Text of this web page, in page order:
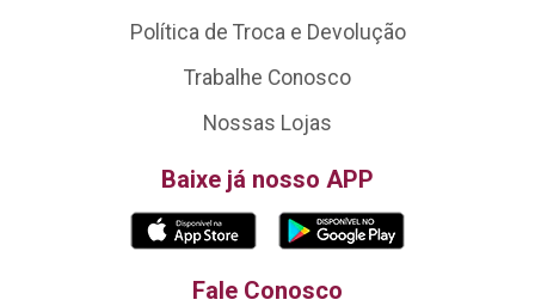
Política de Troca e Devolução
Trabalhe Conosco
Nossas Lojas
Baixe já nosso APP
Fale Conosco